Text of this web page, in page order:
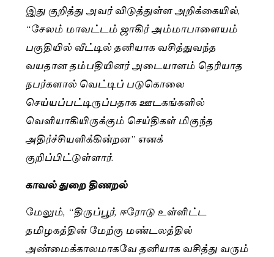
இது குறித்து அவர் விடுத்துள்ள அறிக்கையில்,
“சேலம் மாவட்டம் ஜாகிர் அம்மாபாளையம்
பகுதியில் வீட்டில் தனியாக வசித்துவந்த
வயதான தம்பதியினர் அடையாளம் தெரியாத
நபர்களால் வெட்டிப் படுகொலை
செய்யப்பட்டிருப்பதாக ஊடகங்களில்
வெளியாகியிருக்கும் செய்திகள் மிகுந்த
அதிர்ச்சியளிக்கின்றன” எனக்
குறிப்பிட்டுள்ளார்.
காவல் துறை திணறல்
மேலும், “திருப்பூர், ஈரோடு உள்ளிட்ட
தமிழகத்தின் மேற்கு மண்டலத்தில்
அண்மைக்காலமாகவே தனியாக வசித்து வரும்